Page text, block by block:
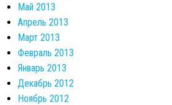
Май 2013
Апрель 2013
Март 2013
Февраль 2013
Январь 2013
Декабрь 2012
Ноябрь 2012